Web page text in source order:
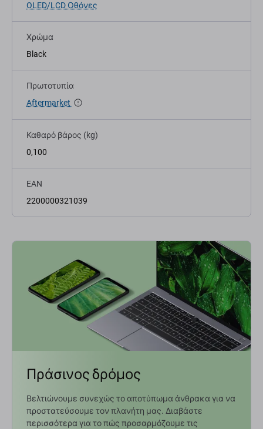
OLED/LCD Οθόνες
Χρώμα
Black
Πρωτοτυπία
Aftermarket
Καθαρό βάρος (kg)
0,100
EAN
2200000321039
Πράσινος δρόμος
Βελτιώνουμε συνεχώς το αποτύπωμα άνθρακα για να
προστατεύσουμε τον πλανήτη μας. Διαβάστε
περισσότερα για το πώς προσαρμόζουμε τις